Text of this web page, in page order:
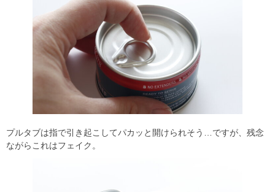
プルタブは指で引き起こしてパカッと開けられそう…ですが、残念
ながらこれはフェイク。